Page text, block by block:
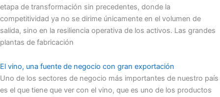
etapa de transformación sin precedentes, donde la
competitividad ya no se dirime únicamente en el volumen de
salida, sino en la resiliencia operativa de los activos. Las grandes
plantas de fabricación
El vino, una fuente de negocio con gran exportación
Uno de los sectores de negocio más importantes de nuestro país
es el que tiene que ver con el vino, que es uno de los productos